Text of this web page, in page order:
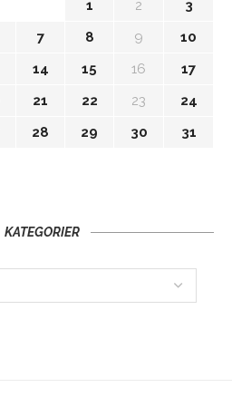
1 2
3
7 8 9
10
14 15 16
17
21 22 23
24
28 29 30 31
KATEGORIER